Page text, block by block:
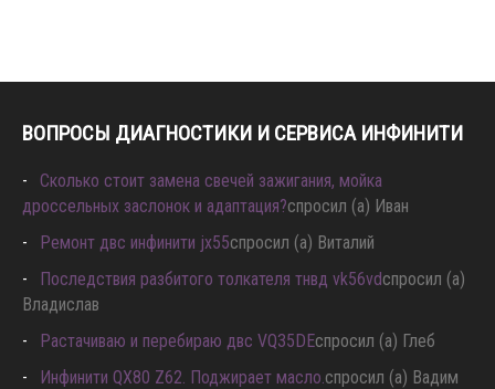
ВОПРОСЫ ДИАГНОСТИКИ И СЕРВИСА ИНФИНИТИ
Сколько стоит замена свечей зажигания, мойка
дроссельных заслонок и адаптация?спросил (а) Иван
Ремонт двс инфинити jx55спросил (а) Виталий
Последствия разбитого толкателя тнвд vk56vdспросил (а)
Владислав
Растачиваю и перебираю двс VQ35DEспросил (а) Глеб
Инфинити QX80 Z62. Поджирает масло. спросил (а) Вадим